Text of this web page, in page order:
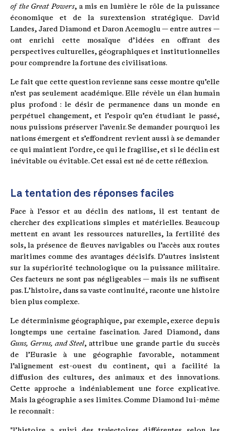
of the Great Powers, a mis en lumière le rôle de la puissance
économique et de la surextension stratégique. David
Landes, Jared Diamond et Daron Acemoglu — entre autres —
ont enrichi cette mosaïque d’idées en offrant des
perspectives culturelles, géographiques et institutionnelles
pour comprendre la fortune des civilisations.
Le fait que cette question revienne sans cesse montre qu’elle
n’est pas seulement académique. Elle révèle un élan humain
plus profond : le désir de permanence dans un monde en
perpétuel changement, et l’espoir qu’en étudiant le passé,
nous puissions préserver l’avenir. Se demander pourquoi les
nations émergent et s’effondrent revient aussi à se demander
ce qui maintient l’ordre, ce qui le fragilise, et si le déclin est
inévitable ou évitable. Cet essai est né de cette réflexion.
La tentation des réponses faciles
Face à l’essor et au déclin des nations, il est tentant de
chercher des explications simples et matérielles. Beaucoup
mettent en avant les ressources naturelles, la fertilité des
sols, la présence de fleuves navigables ou l’accès aux routes
maritimes comme des avantages décisifs. D’autres insistent
sur la supériorité technologique ou la puissance militaire.
Ces facteurs ne sont pas négligeables — mais ils ne suffisent
pas. L’histoire, dans sa vaste continuité, raconte une histoire
bien plus complexe.
Le déterminisme géographique, par exemple, exerce depuis
longtemps une certaine fascination. Jared Diamond, dans
Guns, Germs, and Steel, attribue une grande partie du succès
de l’Eurasie à une géographie favorable, notamment
l’alignement est-ouest du continent, qui a facilité la
diffusion des cultures, des animaux et des innovations.
Cette approche a indéniablement une force explicative.
Mais la géographie a ses limites. Comme Diamond lui-même
le reconnaît :